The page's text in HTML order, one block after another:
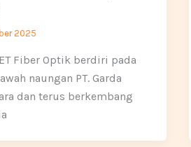
2025
Fiber Optik berdiri pada
naungan PT. Garda
dan terus berkembang